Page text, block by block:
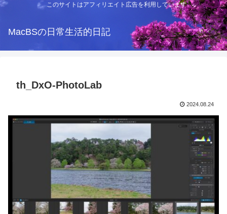
このサイトはアフィリエイト広告を利用しています
MacBSの日常生活的日記
th_DxO-PhotoLab
2024.08.24